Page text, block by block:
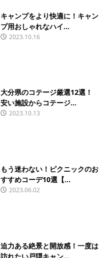
キャンプをより快適に！キャン
プ用おしゃれなハイ...
2023.10.16
大分県のコテージ厳選12選！
安い施設からコテージ...
2023.10.13
もう迷わない！ピクニックのお
すすめコーデ10選【...
2023.06.02
迫力ある絶景と開放感！一度は
訪れたい戸隠キャン...